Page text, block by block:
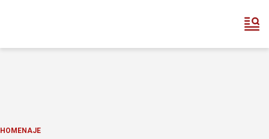
HOMENAJE